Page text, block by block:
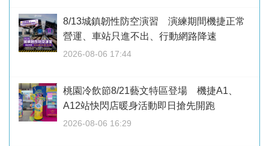
8/13城鎮韌性防空演習 演練期間機捷正常
營運、車站只進不出、行動網路降速
2026-08-06 17:44
桃園冷飲節8/21藝文特區登場 機捷A1、
A12站快閃店暖身活動即日搶先開跑
2026-08-06 16:29